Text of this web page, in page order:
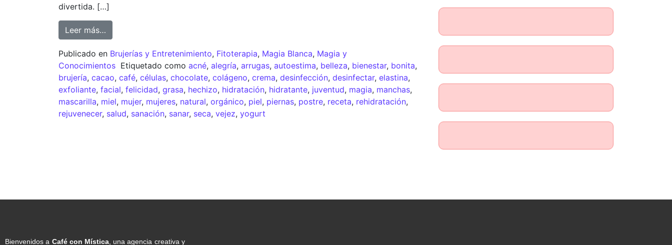
divertida. […]
Leer más…
Publicado en Brujerías y Entretenimiento, Fitoterapia, Magia Blanca, Magia y
Conocimientos Etiquetado como acné, alegría, arrugas, autoestima, belleza, bienestar, bonita,
brujería, cacao, café, células, chocolate, colágeno, crema, desinfección, desinfectar, elastina,
exfoliante, facial, felicidad, grasa, hechizo, hidratación, hidratante, juventud, magia, manchas,
mascarilla, miel, mujer, mujeres, natural, orgánico, piel, piernas, postre, receta, rehidratación,
rejuvenecer, salud, sanación, sanar, seca, vejez, yogurt
Bienvenidos a Café con Mística , una agencia creativa y